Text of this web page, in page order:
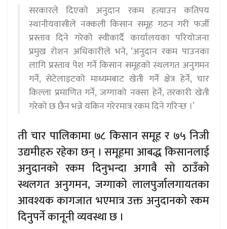
सरकारले दिएको अनुदान रकम हत्याउन कतिपय
स्थानीयवासीले नक्कली किसान समूह गठन गरी फर्जी
प्रस्ताव दिने गरेको स्वीकार्दै कार्यालयका परियोजना
प्रमुख रोशन अधिकारीले भने, ‘अनुदान रकम पाउनका
लागि प्रस्ताव पेश गर्ने किसान समूहको स्थलगत अनुगमन
गर्ने, सेटेलाइटको माध्यमबाट खेती गर्ने क्षेत्र हेर्ने, चार
किल्ला प्रमाणित गर्ने, जग्गाको नक्सा हेर्ने, तरकारी खेती
गरेको छ छैन भन्ने यकिन गरेरमात्र रकम दिने गरिन्छ ।’
ती चार पालिकामा ७८ किसान समूह र ७५ निजी
उद्यमीहरु रहेका छन् । समूहमा आबद्ध किसानलाई
अनुदानको रकम दिनुभन्दा अगावै सो ठाउँको
स्थलगत अनुगमन, जग्गाको लालपुर्जालगायतका
आवश्यक कागजात भएमात्र उक्त अनुदानको रकम
दिनुपर्ने कानूनी व्यवस्था छ ।